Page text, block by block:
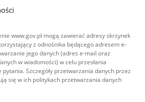
www.gov.pl mogą zawierać adresy skrzynek
z odnośnika będącego adresem e-
jego danych (adres e-mail oraz
w wiadomości) w celu przesłania
pytania. Szczegóły przetwarzania danych przez
się w ich politykach przetwarzania danych